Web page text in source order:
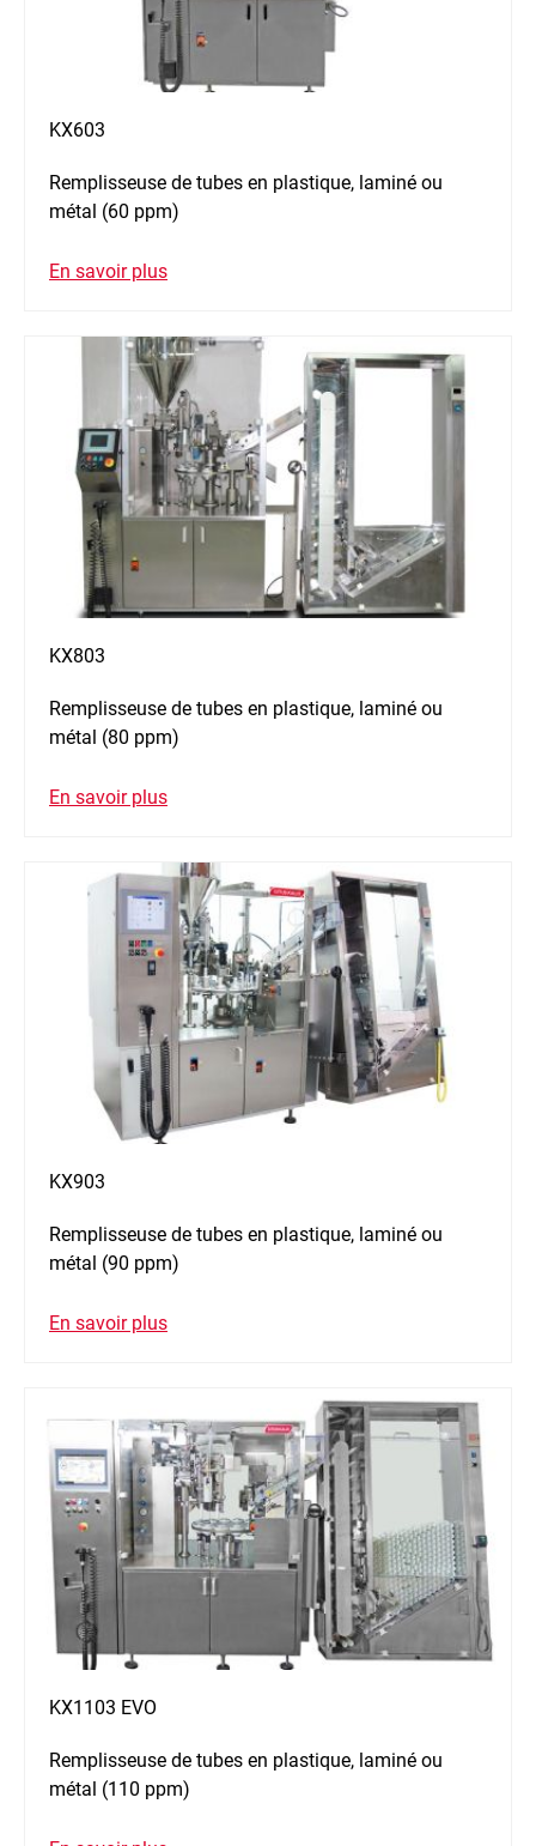
KX603
Remplisseuse de tubes en plastique, laminé ou
métal (60 ppm)
En savoir plus
KX803
Remplisseuse de tubes en plastique, laminé ou
métal (80 ppm)
En savoir plus
KX903
Remplisseuse de tubes en plastique, laminé ou
métal (90 ppm)
En savoir plus
KX1103 EVO
Remplisseuse de tubes en plastique, laminé ou
métal (110 ppm)